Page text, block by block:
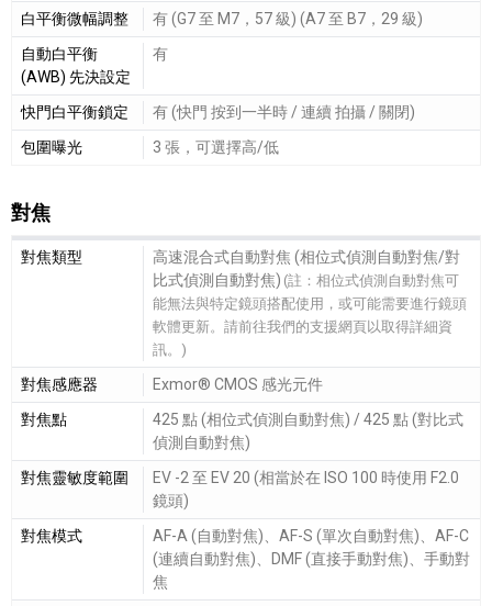
白平衡微幅調整
有 (G7 至 M7，57 級) (A7 至 B7，29 級)
自動白平衡
(AWB) 先決設定
有
快門白平衡鎖定
有 (快門 按到一半時 / 連續 拍攝 / 關閉)
包圍曝光
3 張，可選擇高/低
對焦
對焦細節敘述
對焦類型
高速混合式自動對焦 (相位式偵測自動對焦/對
比式偵測自動對焦) (註：相位式偵測自動對焦可
能無法與特定鏡頭搭配使用，或可能需要進行鏡頭
軟體更新。請前往我們的支援網頁以取得詳細資
訊。)
對焦感應器
Exmor® CMOS 感光元件
對焦點
425 點 (相位式偵測自動對焦) / 425 點 (對比式
偵測自動對焦)
對焦靈敏度範圍
EV -2 至 EV 20 (相當於在 ISO 100 時使用 F2.0
鏡頭)
對焦模式
AF-A (自動對焦)、AF-S (單次自動對焦)、AF-C
(連續自動對焦)、DMF (直接手動對焦)、手動對
焦